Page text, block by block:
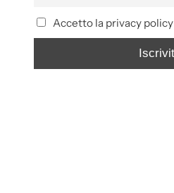
Accetto la privacy policy